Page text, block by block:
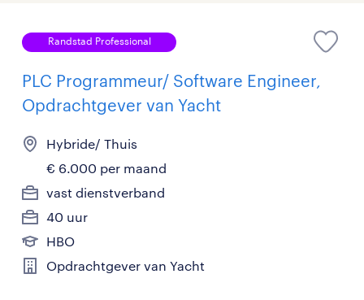
Randstad Professional
PLC Programmeur/ Software Engineer,
Opdrachtgever van Yacht
Hybride/ Thuis
€ 6.000 per maand
vast dienstverband
40 uur
HBO
Opdrachtgever van Yacht